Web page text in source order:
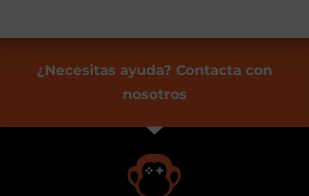
¿Necesitas ayuda? Contacta con
nosotros